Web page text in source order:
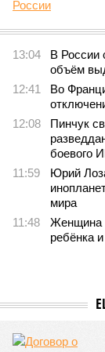
13:04
В России
объём
12:41
Во
12:08
Пинчук
боевого
11:59
Юрий
мира
11:48
Женщина
ребёнка